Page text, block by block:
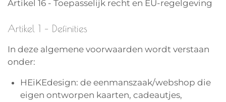
Artikel 16 - Toepasselijk recht en EU-regelgeving
Artikel 1 – Definities
In deze algemene voorwaarden wordt verstaan
onder:
HEiKEdesign: de eenmanszaak/webshop die
eigen ontworpen kaarten, cadeautjes,